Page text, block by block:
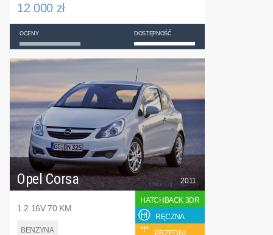
12 000 zł
OCENY DOSTĘPNOŚĆ
Opel Corsa
1.2 16V 70 KM
BENZYNA
2011
HATCHBACK 3DR
RĘCZNA
PRZEDNI